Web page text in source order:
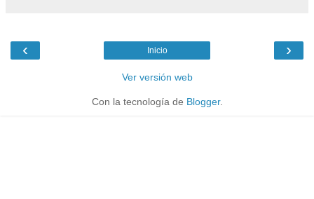
‹ ›
Inicio
Ver versión web
Con la tecnología de Blogger.